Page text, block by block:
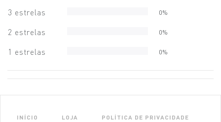
3 estrelas 0%
2 estrelas 0%
1 estrelas 0%
INÍCIO LOJA POLÍTICA DE PRIVACIDADE